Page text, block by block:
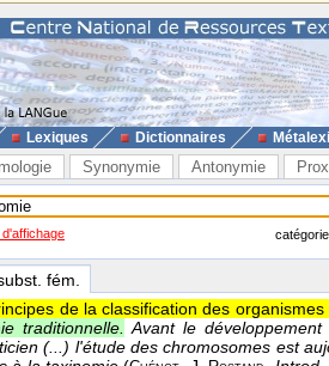
Lexiques Dictionnaires
Synonymie Antonymie
subst. fém.
de la classification des organismes
traditionnelle. Avant le
(...) l'étude des chromosomes est